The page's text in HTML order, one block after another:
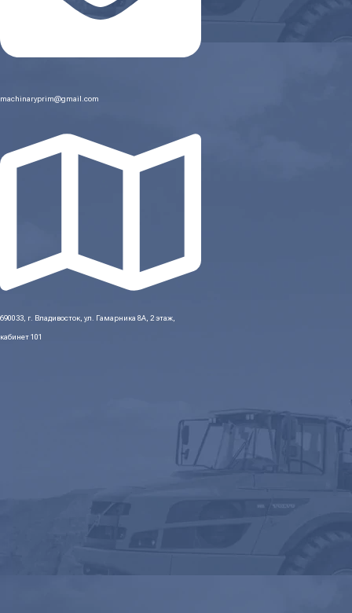
machinaryprim@gmail.com
690033, г. Владивосток, ул. Гамарника 8А, 2 этаж,
кабинет 101